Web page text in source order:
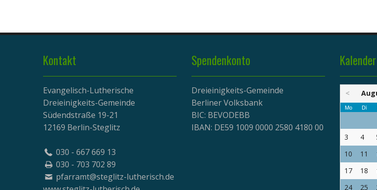
Kontakt
Evangelisch-Lutherische
Dreieinigkeits-Gemeinde
Südendstraße 19-21
12169 Berlin-Steglitz
030 - 667 669 13
030 - 703 702 89
pfarramt@steglitz-lutherisch.de
Spendenkonto
Dreieinigkeits-Gemeinde
Berliner Volksbank
BIC: BEVODEBB
IBAN: DE59 1009 0000 2580 4180 00
Kalender
<
Mo Di
3
4
10
11
17
18
24
25